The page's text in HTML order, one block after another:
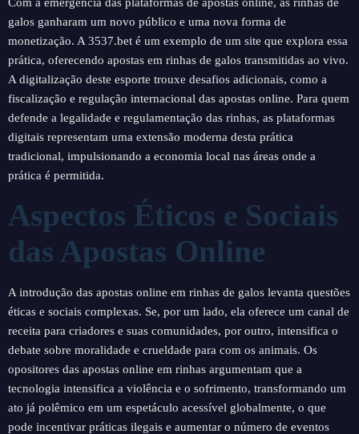
galos ganharam um novo público e uma nova forma de
monetização. A 3537.bet é um exemplo de um site que explora essa
prática, oferecendo apostas em rinhas de galos transmitidas ao vivo.
A digitalização deste esporte trouxe desafios adicionais, como a
fiscalização e regulação internacional das apostas online. Para quem
defende a legalidade e regulamentação das rinhas, as plataformas
digitais representam uma extensão moderna desta prática
tradicional, impulsionando a economia local nas áreas onde a
prática é permitida.
Aspectos Éticos e Sociais
das Apostas Online
A introdução das apostas online em rinhas de galos levanta questões
éticas e sociais complexas. Se, por um lado, ela oferece um canal de
receita para criadores e suas comunidades, por outro, intensifica o
debate sobre moralidade e crueldade para com os animais. Os
opositores das apostas online em rinhas argumentam que a
tecnologia intensifica a violência e o sofrimento, transformando um
ato já polêmico em um espetáculo acessível globalmente, o que
pode incentivar práticas ilegais e aumentar o número de eventos